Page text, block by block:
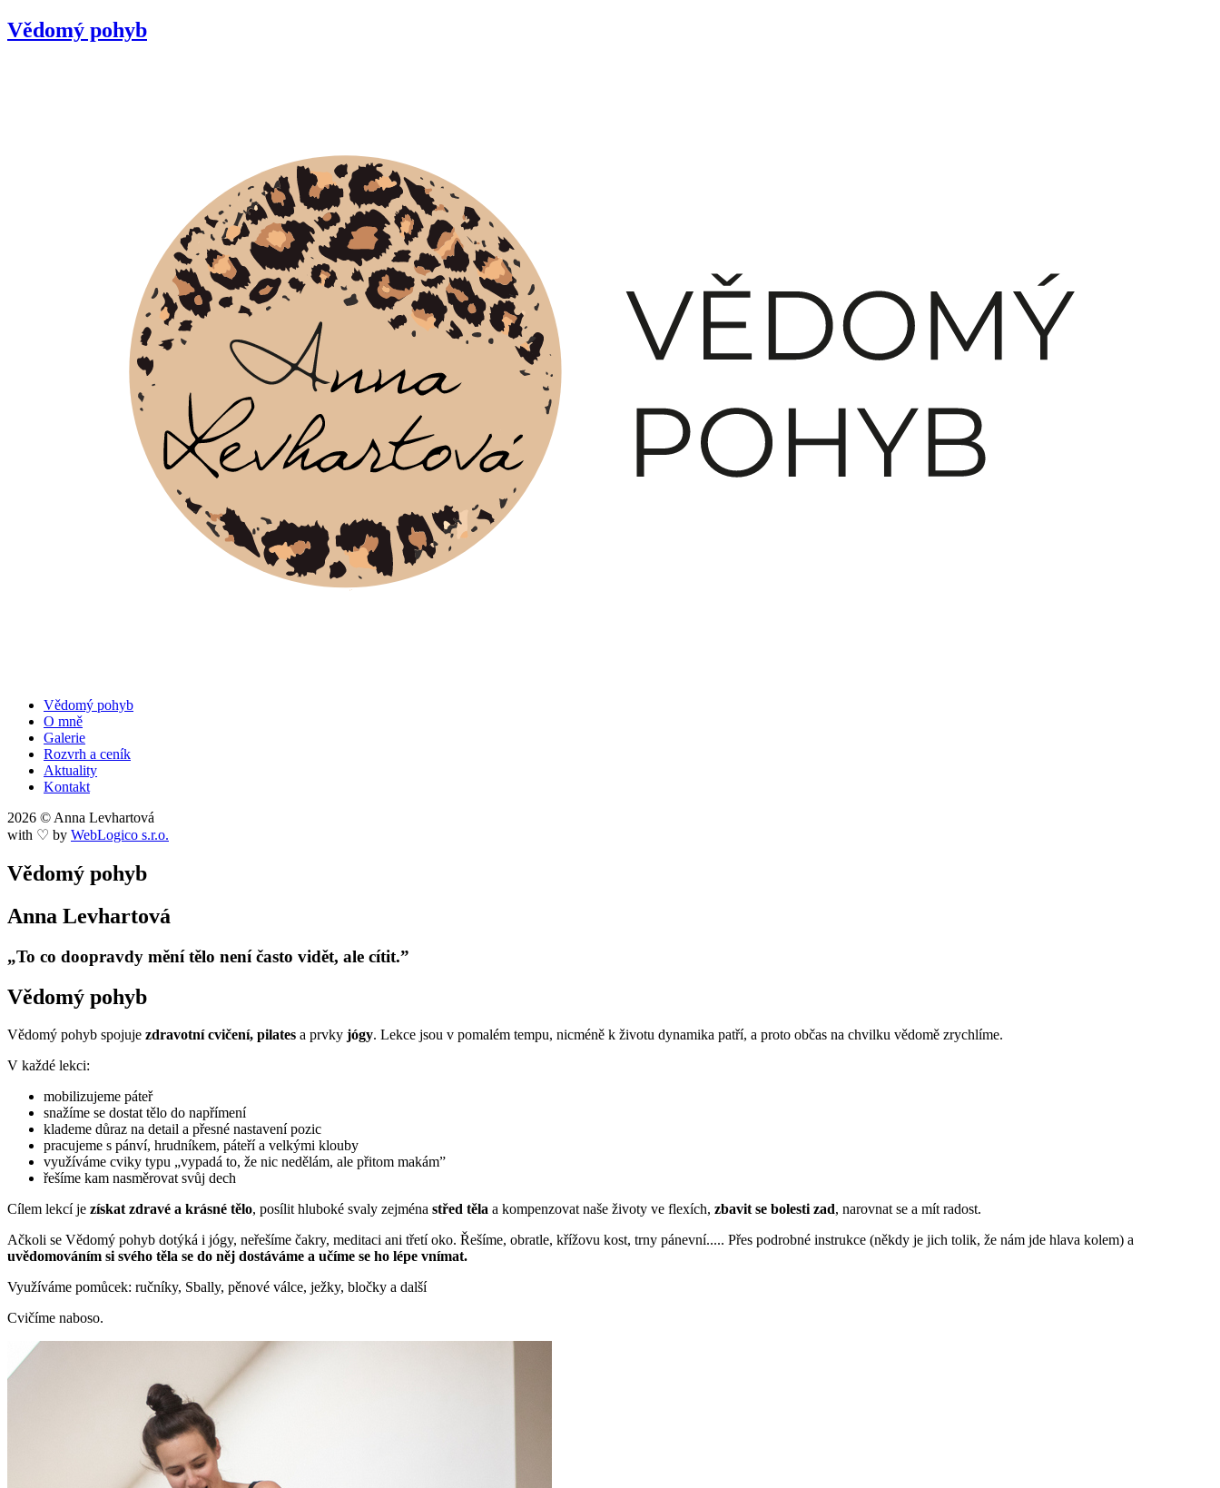
Vědomý pohyb
Vědomý pohyb
O mně
Galerie
Rozvrh a ceník
Aktuality
Kontakt
2026 © Anna Levhartová
with ♡ by WebLogico s.r.o.
Vědomý pohyb
Anna Levhartová
„To co doopravdy mění tělo není často vidět, ale cítit.”
Vědomý pohyb
Vědomý pohyb spojuje zdravotní cvičení, pilates a prvky jógy. Lekce jsou v pomalém tempu, nicméně k životu dynamika patří, a proto občas na chvilku vědomě zrychlíme.
V každé lekci:
mobilizujeme páteř
snažíme se dostat tělo do napřímení
klademe důraz na detail a přesné nastavení pozic
pracujeme s pánví, hrudníkem, páteří a velkými klouby
využíváme cviky typu „vypadá to, že nic nedělám, ale přitom makám”
řešíme kam nasměrovat svůj dech
Cílem lekcí je získat zdravé a krásné tělo, posílit hluboké svaly zejména střed těla a kompenzovat naše životy ve flexích, zbavit se bolesti zad, narovnat se a mít radost.
Ačkoli se Vědomý pohyb dotýká i jógy, neřešíme čakry, meditaci ani třetí oko. Řešíme, obratle, křížovu kost, trny pánevní..... Přes podrobné instrukce (někdy je jich tolik, že nám jde hlava kolem) a
uvědomováním si svého těla se do něj dostáváme a učíme se ho lépe vnímat.
Využíváme pomůcek: ručníky, Sbally, pěnové válce, ježky, bločky a další
Cvičíme naboso.